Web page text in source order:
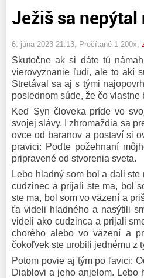
Ježiš sa
6. júna 2023 21:13 , Prečítané 1 200x,
Skutočne ak si dáte tú
vierovyznanie ľudí, ale to akí
Stretával sa aj s tými
poslednom súde, že čo vlastne
Keď Syn človeka príde vo
svojej slávy. I zhromaždia sa
ovce od baranov a postaví si
pravici: Poďte požehnaní
pripravené od stvorenia sveta.
Lebo hladný som bol a dali
cudzinec a prijali ste ma, bol
ste ma, bol som vo väzení a
ťa videli hladného a nasýtili
videli ako cudzinca a prijali
chorého alebo vo väzení a
čokoľvek ste urobili jednému z
Potom povie aj tým po ľavici:
Diablovi a jeho anjelom. Lebo